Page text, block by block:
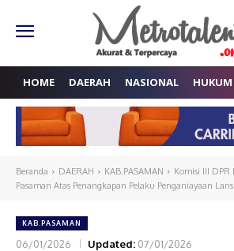
HOME DAERAH NASIONAL
Beranda DAERAH KAB.PASAMAN
Komisi III DPR
Pasaman Atas Penangkapan Pelaku Penganiayaan
KAB.PASAMAN
06/01/2026 Updated: 07/01/2026